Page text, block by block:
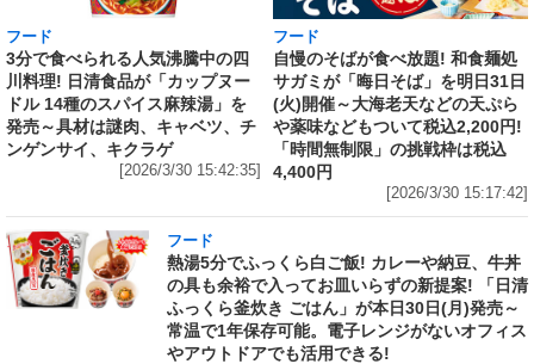
フード
3分で食べられる人気沸騰中の四
川料理! 日清食品が「カップヌー
ドル 14種のスパイス麻辣湯」を
発売～具材は謎肉、キャベツ、チ
ンゲンサイ、キクラゲ
[2026/3/30 15:42:35]
フード
自慢のそばが食べ放題! 和食麺処
サガミが「晦日そば」を明日31日
(火)開催～大海老天などの天ぷら
や薬味などもついて税込2,200円!
「時間無制限」の挑戦枠は税込
4,400円
[2026/3/30 15:17:42]
フード
熱湯5分でふっくら白ご飯! カレーや納豆、牛丼
の具も余裕で入ってお皿いらずの新提案! 「日清
ふっくら釜炊き ごはん」が本日30日(月)発売～
常温で1年保存可能。電子レンジがないオフィス
やアウトドアでも活用できる!